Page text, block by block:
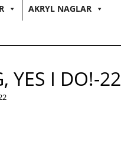
AKRYL NAGLAR
YES I DO!-22